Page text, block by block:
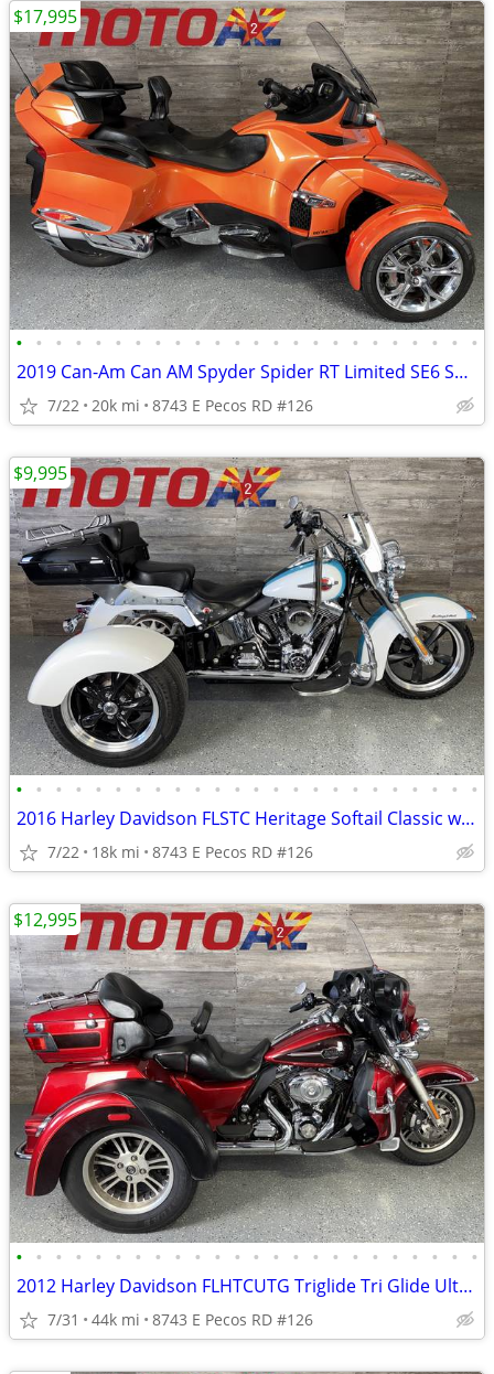
• • • • • • • • • • • • • • • • • • • • • • • •
2019 Can-Am Can AM Spyder Spider RT Limited SE6 Semi Auto Trans Trike
7/22 20k mi 8743 E Pecos RD #126
$17,995
• • • • • • • • • • • • • • • • • • • • • • • •
2016 Harley Davidson FLSTC Heritage Softail Classic w/ IMC Trike Kit!
7/22 18k mi 8743 E Pecos RD #126
$9,995
• • • • • • • • • • • • • • • • • • • • • • • •
2012 Harley Davidson FLHTCUTG Triglide Tri Glide Ultra Classic Trike
7/31 44k mi 8743 E Pecos RD #126
$12,995